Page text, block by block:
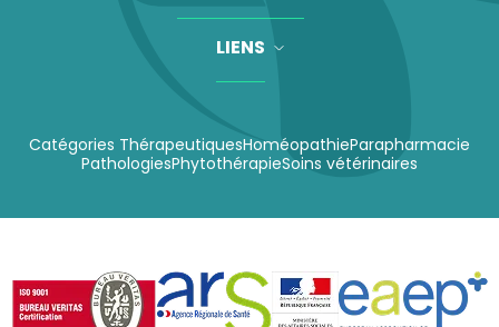
LIENS
Catégories ThérapeutiquesHoméopathieParapharmacie
PathologiesPhytothérapieSoins vétérinaires